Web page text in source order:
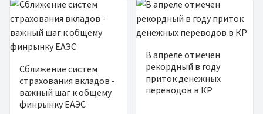
Сближение систем
страхования вкладов -
важный шаг к общему
финрынку ЕАЭС
В апреле отмечен
рекордный в году
приток денежных
переводов в КР